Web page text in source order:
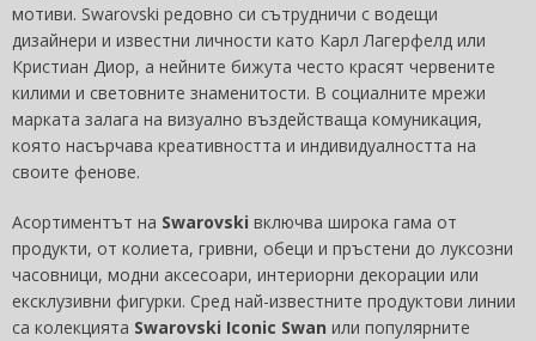
мотиви. Swarovski редовно си сътрудничи с водещи
дизайнери и известни личности като Карл Лагерфелд или
Кристиан Диор, а нейните бижута често красят червените
килими и световните знаменитости. В социалните мрежи
марката залага на визуално въздействаща комуникация,
която насърчава креативността и индивидуалността на
своите фенове.
Асортиментът на Swarovski включва широка гама от
продукти, от колиета, гривни, обеци и пръстени до луксозни
часовници, модни аксесоари, интериорни декорации или
ексклузивни фигурки. Сред най-известните продуктови линии
са колекцията Swarovski Iconic Swan или популярните